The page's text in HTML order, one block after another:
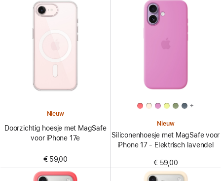
Nieuw
Doorzichtig hoesje met MagSafe
voor iPhone 17e
€ 59,00
+
Nieuw
Siliconenhoesje met MagSafe voor
iPhone 17 - Elektrisch lavendel
€ 59,00